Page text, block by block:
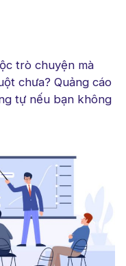
trò chuyện mà
chưa? Quảng cáo
tự nếu bạn không